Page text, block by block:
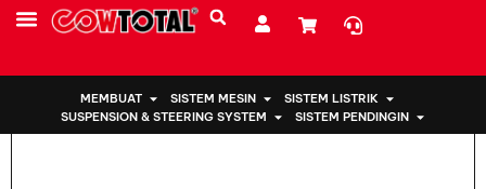
MEMBUAT SISTEM MESIN
SISTEM LISTRIK
SUSPENSION & STEERING SYSTEM
SISTEM PENDINGIN
Rumah > Pemasangan Mesin 12371-54060 untuk Toyota